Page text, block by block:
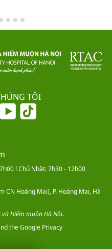
TÔI
the GooglePrivacy
l Chủ Nhật: 7h30 - 12h00
CN Hoàng Mai), P. Hoàng Mai, Hà
Hiếm muộn Hà Nội.